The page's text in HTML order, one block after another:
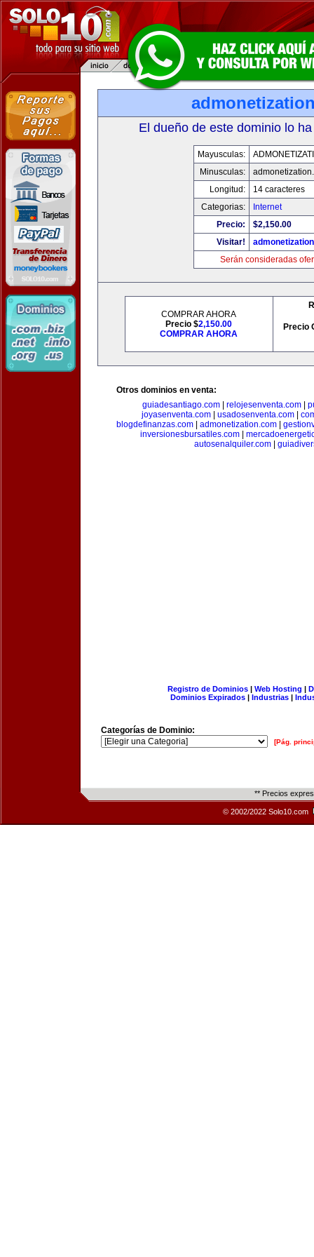
El dueño de este dominio lo
Mayusculas:
Minusculas:
Longitud:
14 caracteres
Categorias:
Internet
Precio:
$2,150.00
Visitar!
Serán consideradas
COMPRAR AHORA
Precio $2,150.00
COMPRAR AHORA
Precio
Otros dominios en venta:
guiadesantiago.com| relojesenventa.com|
joyasenventa.com
usadosenventa.com
blogdefinanzas.com
admonetization.com
inversionesbursatiles.com|
autosenalquiler.com|
Registro de Dominios| Web Hosting |
Dominios Expirados | Industrias |
Categorías de Dominio:
[Pág.
** Precios
© 2002/2022 Solo10.com